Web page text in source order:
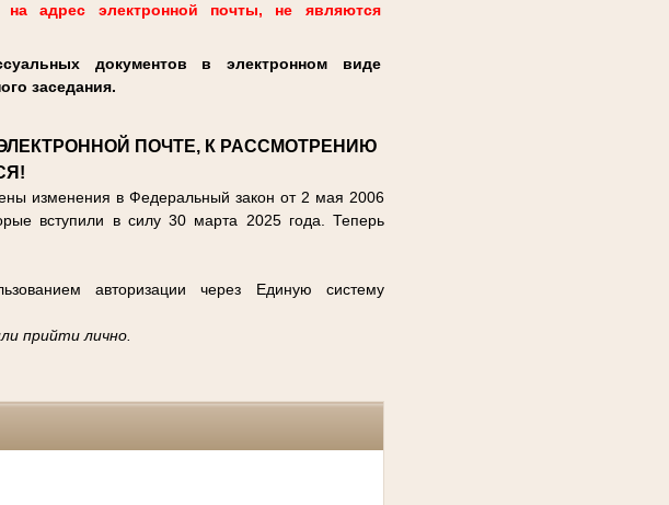
адрес электронной почты, не являются
документов в электронном виде
заседания.
ПОЧТЕ, К РАССМОТРЕНИЮ
изменения в Федеральный закон от 2 мая 2006
вступили в силу 30 марта 2025 года. Теперь
авторизации через Единую систему
прийти лично.